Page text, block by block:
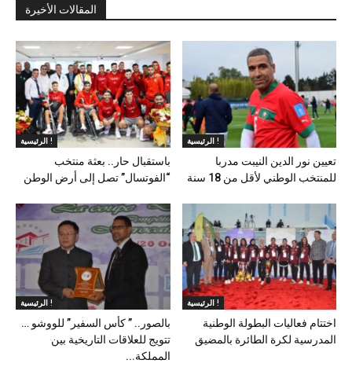
المقالات الأخيرة
الرئيسية !
باستقبال حار.. بعثة منتخب
“الفوتسال” تصل إلى أرض الوطن
الرئيسية !
تعيين نور الدين النيبت مدربا
للمنتخب الوطني لأقل من 18 سنة
الرئيسية !
بالصور.. ” كأس السفير” للووشو …
تتويج للعلاقات التاريخية بين
المملكة...
الرئيسية !
اختتام فعاليات البطولة الوطنية
المدرسية لكرة الطائرة بالمضيق